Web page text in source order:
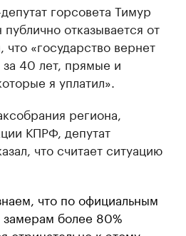
горсовета Тимур
отказывается от
«государство вернет
40 лет, прямые и
я уплатил».
региона,
КПРФ, депутат
что считает ситуацию
что по официальным
более 80%